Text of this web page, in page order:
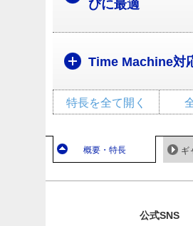
びに最適
Time Machine対
特長を全て開く
概要・特長 ギ
公式SNS